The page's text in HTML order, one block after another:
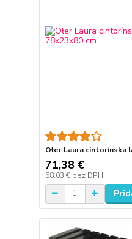
Ołer Laura cintorínska
71,38 €
58,03 € bez DPH